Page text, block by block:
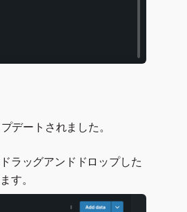
デートされました。
ラッグアンドドロップした
す。